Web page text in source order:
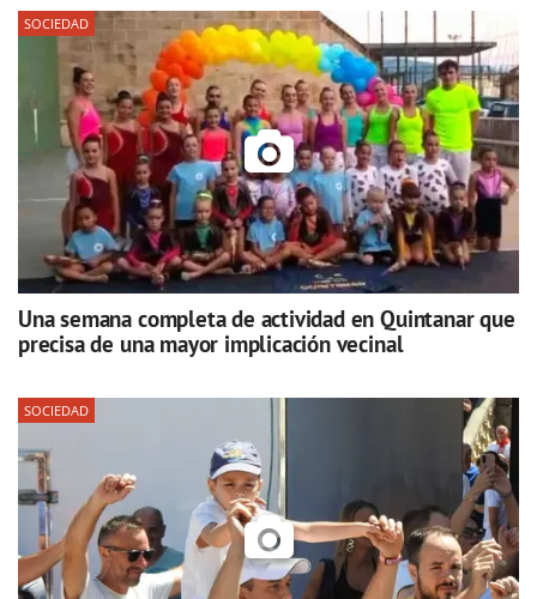
SOCIEDAD
Una semana completa de actividad en Quintanar que
precisa de una mayor implicación vecinal
SOCIEDAD